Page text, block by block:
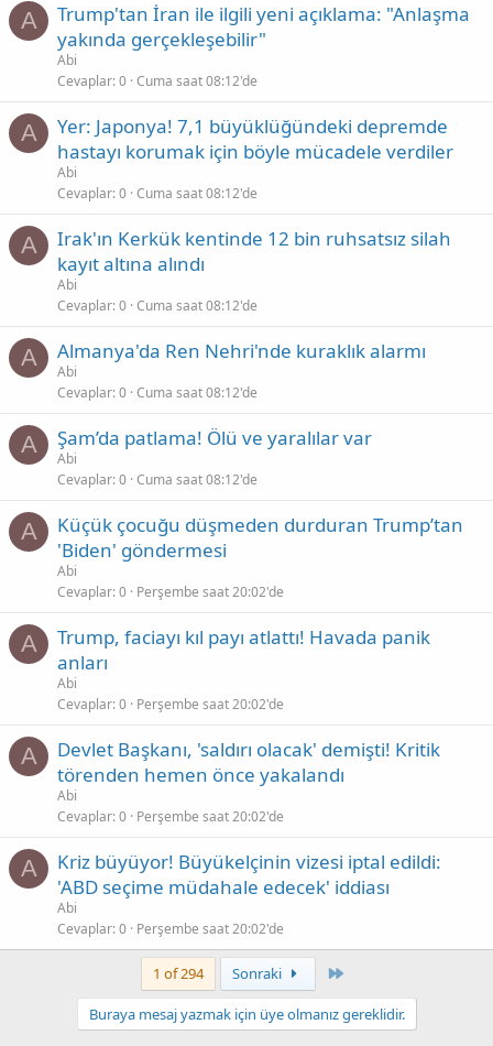
A
Trump'tan İran ile ilgili yeni açıklama: "Anlaşma
yakında gerçekleşebilir"
Abi
Cevaplar 0 Cuma saat 08:12'de
A
Yer: Japonya! 7,1 büyüklüğündeki depremde
hastayı korumak için böyle mücadele verdiler
Abi
Cevaplar 0 Cuma saat 08:12'de
A
Irak'ın Kerkük kentinde 12 bin ruhsatsız silah
kayıt altına alındı
Abi
Cevaplar 0 Cuma saat 08:12'de
A Almanya'da Ren Nehri'nde kuraklık alarmı
Abi
Cevaplar 0 Cuma saat 08:12'de
A Şam’da patlama! Ölü ve yaralılar var
Abi
Cevaplar 0 Cuma saat 08:12'de
A
Küçük çocuğu düşmeden durduran Trump’tan
'Biden' göndermesi
Abi
Cevaplar 0 Perşembe saat 20:02'de
A
Trump, faciayı kıl payı atlattı! Havada panik
anları
Abi
Cevaplar 0 Perşembe saat 20:02'de
A
Devlet Başkanı, 'saldırı olacak' demişti! Kritik
törenden hemen önce yakalandı
Abi
Cevaplar 0 Perşembe saat 20:02'de
A
Kriz büyüyor! Büyükelçinin vizesi iptal edildi:
'ABD seçime müdahale edecek' iddiası
Abi
Cevaplar 0 Perşembe saat 20:02'de
1 of 294 Sonraki
Buraya mesaj yazmak için üye olmanız gereklidir.